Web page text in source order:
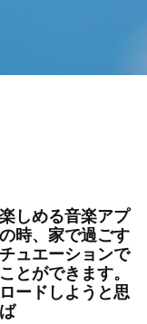
しめる音楽アプ
時、家で過ごす
ュエーションで
とができます。
ードしようと思